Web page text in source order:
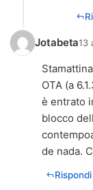
Jotabeta13
OTA (a
è entrato
blocco
de nada.
Rispondi